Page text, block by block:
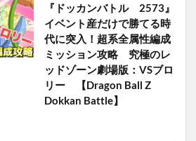
『ドッカンバトル 2573』
イベント産だけで勝てる時
代に突入！超系全属性編成
ミッション攻略 究極のレ
ッドゾーン劇場版：VSブロ
リー 【Dragon Ball Z
Dokkan Battle】